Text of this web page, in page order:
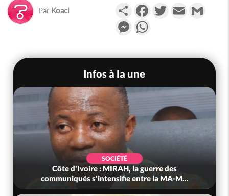
Par Koaci PartagerFacebookTwitterEmail
Messenger
Infos à la une
SOCIÉTÉ
Côte d'Ivoire : MIRAH, la guerre des
communiqués s'intensifie entre la MA-M...